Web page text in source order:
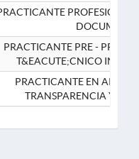
PRACTICANTE PRE -
T&EACUTE;CNICO
PRACTICANTE EN APOYO
TRANSPARENCIA Y